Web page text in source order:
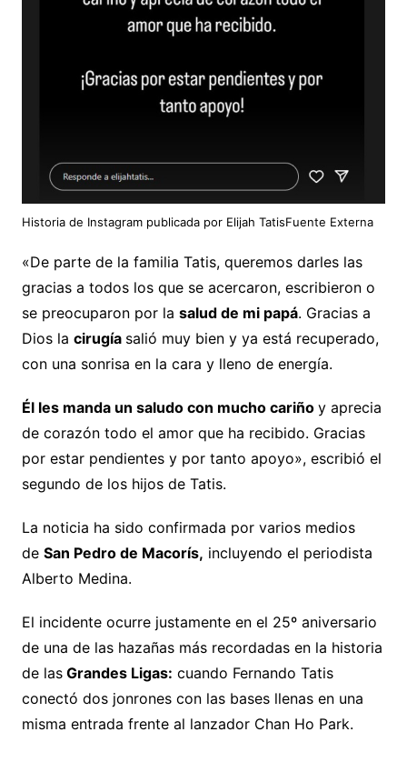
Historia de Instagram publicada por Elijah TatisFuente Externa
«De parte de la familia Tatis, queremos darles las
gracias a todos los que se acercaron, escribieron o
se preocuparon por la salud de mi papá. Gracias a
Dios la cirugía salió muy bien y ya está recuperado,
con una sonrisa en la cara y lleno de energía.
Él les manda un saludo con mucho cariño y aprecia
de corazón todo el amor que ha recibido. Gracias
por estar pendientes y por tanto apoyo», escribió el
segundo de los hijos de Tatis.
La noticia ha sido confirmada por varios medios
de San Pedro de Macorís, incluyendo el periodista
Alberto Medina.
El incidente ocurre justamente en el 25º aniversario
de una de las hazañas más recordadas en la historia
de lasGrandes Ligas: cuando Fernando Tatis
conectó dos jonrones con las bases llenas en una
misma entrada frente al lanzador Chan Ho Park.